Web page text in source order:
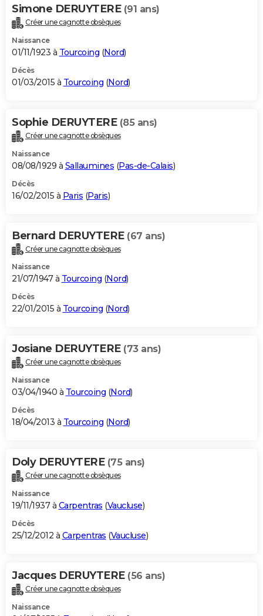
Simone DERUYTERE (91 ans)
Créer une cagnotte obsèques
Naissance
01/11/1923 à Tourcoing (Nord)
Décès
01/03/2015 à Tourcoing (Nord)
Sophie DERUYTERE (85 ans)
Créer une cagnotte obsèques
Naissance
08/08/1929 à Sallaumines (Pas-de-Calais)
Décès
16/02/2015 à Paris (Paris)
Bernard DERUYTERE (67 ans)
Créer une cagnotte obsèques
Naissance
21/07/1947 à Tourcoing (Nord)
Décès
22/01/2015 à Tourcoing (Nord)
Josiane DERUYTERE (73 ans)
Créer une cagnotte obsèques
Naissance
03/04/1940 à Tourcoing (Nord)
Décès
18/04/2013 à Tourcoing (Nord)
Doly DERUYTERE (75 ans)
Créer une cagnotte obsèques
Naissance
19/11/1937 à Carpentras (Vaucluse)
Décès
25/12/2012 à Carpentras (Vaucluse)
Jacques DERUYTERE (56 ans)
Créer une cagnotte obsèques
Naissance